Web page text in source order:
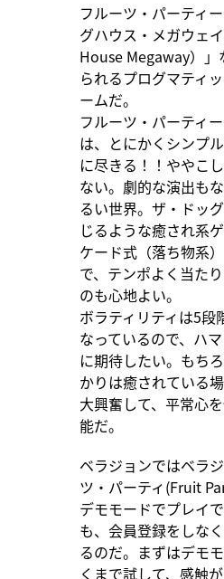
フルーツ・パーティ
グハウス・メガウェ
House Megaway）」
られるプログマティ
ームだ。
フルーツ・パーティ
は、とにかくシンプ
に尽きる！！ややこ
ない。劇的な演出も
るい世界。ザ・ドッ
じるような癒され系
ケード式（落ち物系
で、テンポよく当た
のも心地よい。
ボラティリティは5段
なっているので、ハ
に期待したい。もち
かりは癒されている
大興奮して、平常心
能だ。
ベラジョンではベラ
ツ・パーティ(Fruit
デモモードでプレイ
も、会員登録をしな
るのだ。まずはデモ
くまで試して、感触